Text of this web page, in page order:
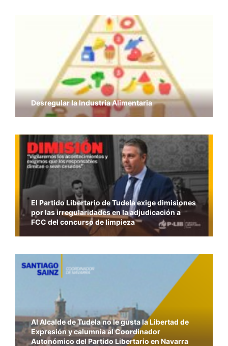
Desregular la Industria Alimentaria
El Partido Libertario de Tudela exige dimisiones
por las irregularidades en la adjudicación a
FCC del concurso de limpieza
Al Alcalde de Tudela no le gusta la Libertad de
Expresión y calumnia al Coordinador
Autonómico del Partido Libertario en Navarra